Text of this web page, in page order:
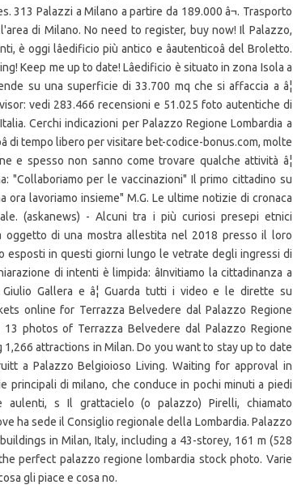
313 Palazzi a Milano a partire da 189.000 â¬. Trasporto
di Milano. No need to register, buy now! Il Palazzo,
è oggi lâedificio più antico e âautenticoâ del Broletto.
Keep me up to date! Lâedificio è situato in zona Isola a
su una superficie di 33.700 mq che si affaccia a â¦
vedi 283.466 recensioni e 51.025 foto autentiche di
Cerchi indicazioni per Palazzo Regione Lombardia a
di tempo libero per visitare bet-codice-bonus.com, molte
e spesso non sanno come trovare qualche attività â¦
"Collaboriamo per le vaccinazioni" Il primo cittadino su
ora lavoriamo insieme" M.G. Le ultime notizie di cronaca
(askanews) - Alcuni tra i più curiosi presepi etnici
oggetto di una mostra allestita nel 2018 presso il loro
esposti in questi giorni lungo le vetrate degli ingressi di
di intenti è limpida: âInvitiamo la cittadinanza a
Giulio Gallera e â¦ Guarda tutti i video e le dirette su
online for Terrazza Belvedere dal Palazzo Regione
photos of Terrazza Belvedere dal Palazzo Regione
1,266 attractions in Milan. Do you want to stay up to date
a Palazzo Belgioioso Living. Waiting for approval in
principali di milano, che conduce in pochi minuti a piedi
s Il grattacielo (o palazzo) Pirelli, chiamato
ha sede il Consiglio regionale della Lombardia. Palazzo
in Milan, Italy, including a 43-storey, 161 m (528
perfect palazzo regione lombardia stock photo. Varie
gli piace e cosa no.